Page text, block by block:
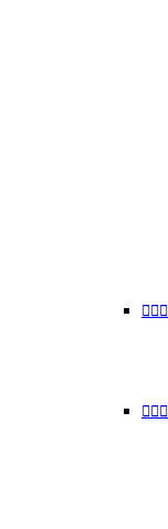

